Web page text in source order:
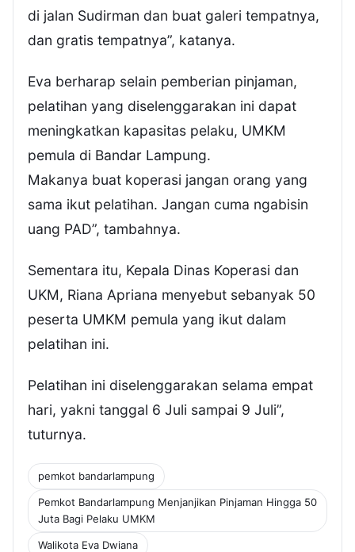
di jalan Sudirman dan buat galeri tempatnya,
dan gratis tempatnya”, katanya.
Eva berharap selain pemberian pinjaman,
pelatihan yang diselenggarakan ini dapat
meningkatkan kapasitas pelaku, UMKM
pemula di Bandar Lampung.
Makanya buat koperasi jangan orang yang
sama ikut pelatihan. Jangan cuma ngabisin
uang PAD”, tambahnya.
Sementara itu, Kepala Dinas Koperasi dan
UKM, Riana Apriana menyebut sebanyak 50
peserta UMKM pemula yang ikut dalam
pelatihan ini.
Pelatihan ini diselenggarakan selama empat
hari, yakni tanggal 6 Juli sampai 9 Juli”,
tuturnya.
pemkot bandarlampung
Pemkot Bandarlampung Menjanjikan Pinjaman Hingga 50
Juta Bagi Pelaku UMKM
Walikota Eva Dwiana